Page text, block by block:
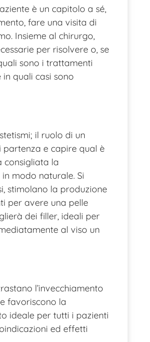
è un capitolo a sé,
fare una visita di
Insieme al chirurgo,
per risolvere o, se
sono i trattamenti
quali casi sono
il ruolo di un
partenza e capire qual è
consigliata la
modo naturale. Si
stimolano la produzione
per avere una pelle
dei filler, ideali per
al viso un
l’invecchiamento
favoriscono la
ideale per tutti i pazienti
ed effetti